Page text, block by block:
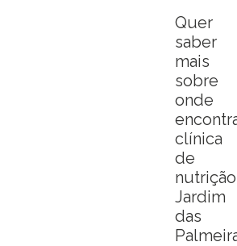
Quer
saber
mais
sobre
onde
clínica
de
nutrição
Jardim
das